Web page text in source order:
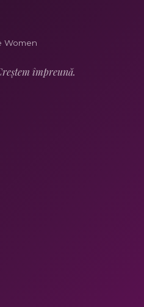
Women
împreună.